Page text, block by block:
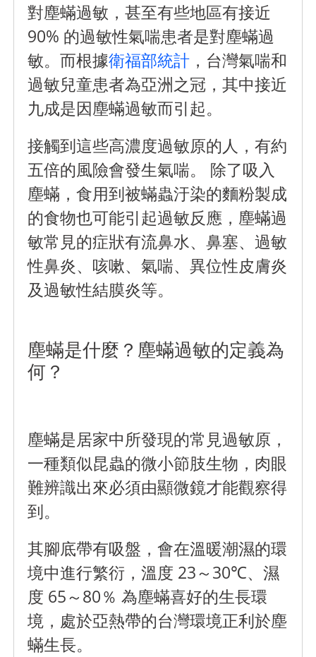
對塵蟎過敏，甚至有些地區有接近
90% 的過敏性氣喘患者是對塵蟎過
敏。而根據衛福部統計 ，台灣氣喘和
過敏兒童患者為亞洲之冠，其中接近
九成是因塵蟎過敏而引起。
接觸到這些高濃度過敏原的人，有約
五倍的風險會發生氣喘。 除了吸入
塵蟎，食用到被蟎蟲汙染的麵粉製成
的食物也可能引起過敏反應，塵蟎過
敏常見的症狀有流鼻水、鼻塞、過敏
性鼻炎、咳嗽、氣喘、異位性皮膚炎
及過敏性結膜炎等。
塵蟎是什麼？塵蟎過敏的定義為
何？
塵蟎是居家中所發現的常見過敏原，
一種類似昆蟲的微小節肢生物，肉眼
難辨識出來必須由顯微鏡才能觀察得
到。
其腳底帶有吸盤，會在溫暖潮濕的環
境中進行繁衍，溫度 23～30℃、濕
度 65～80％ 為塵蟎喜好的生長環
境，處於亞熱帶的台灣環境正利於塵
蟎生長。